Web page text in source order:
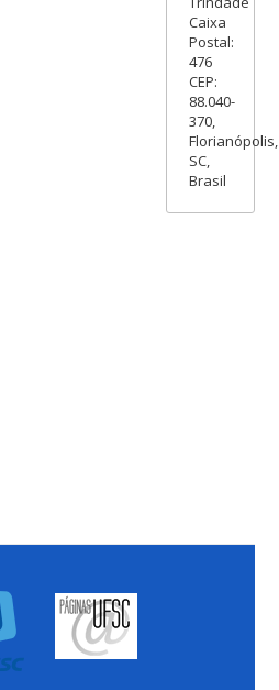
Caixa
Postal:
476
CEP:
88.040-
370,
Florianópolis,
SC,
Brasil